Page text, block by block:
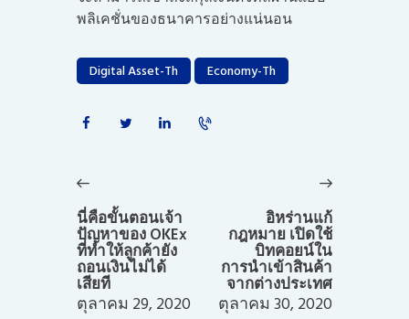
พลิเคชั่นของธนาคารอย่างแน่นอน
Digital Asset-Th Economy-Th
เรื่อง
post:
นี่คือขั้นตอนเจ้า
ปัญหาของ OKEx
ที่ทำให้ลูกค้ายัง
ถอนเงินไม่ได้
เสียที
ตุลาคม 29, 2020
อิหร่านแก้
กฎหมาย เปิดใช้
บิทคอยน์ใน
การนำเข้าสินค้า
จากต่างประเทศ
ตุลาคม 30, 2020